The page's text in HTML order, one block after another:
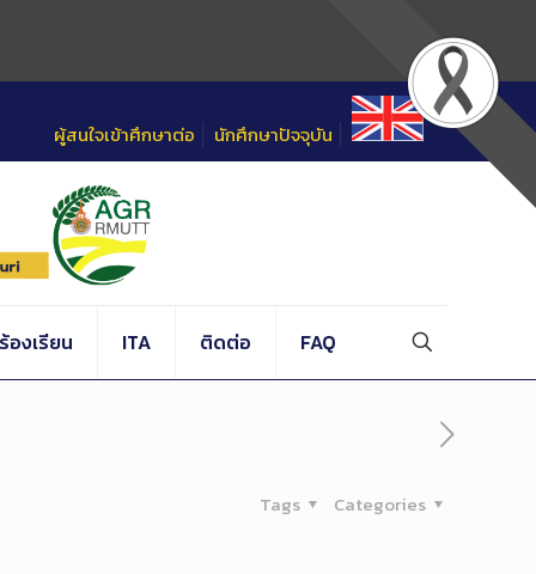
ผู้สนใจเข้าศึกษาต่อ นักศึกษาปัจจุบัน
องเรียน ITA ติดต่อ FAQ
Categories
Tags